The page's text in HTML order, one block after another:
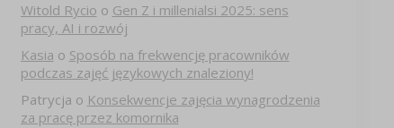
Witold Rycio o Gen Z i millenialsi 2025: sens
pracy, AI i rozwój
Kasia o Sposób na frekwencję pracowników
podczas zajęć językowych znaleziony!
Patrycja o Konsekwencje zajęcia wynagrodzenia
za pracę przez komornika